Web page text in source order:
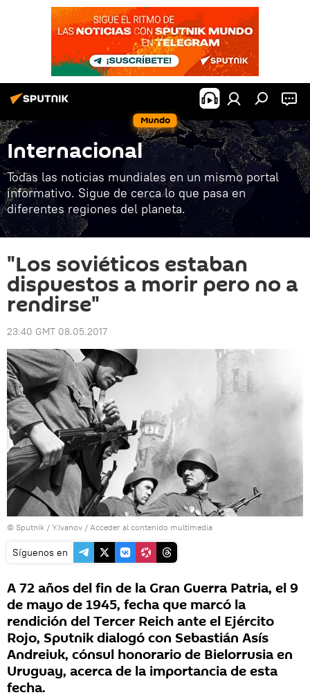
Mundo
Internacional
Todas las noticias mundiales en un mismo portal
informativo. Sigue de cerca lo que pasa en
diferentes regiones del planeta.
"Los soviéticos estaban
dispuestos a morir pero no a
rendirse"
23:40 GMT 08.05.2017
© Sputnik / Y.Ivanov / Acceder al contenido multimedia
Síguenos en
A 72 años del fin de la Gran Guerra Patria, el 9
de mayo de 1945, fecha que marcó la
rendición del Tercer Reich ante el Ejército
Rojo, Sputnik dialogó con Sebastián Asís
Andreiuk, cónsul honorario de Bielorrusia en
Uruguay, acerca de la importancia de esta
fecha.